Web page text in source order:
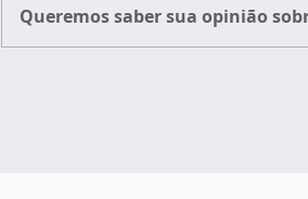
Queremos saber sua opinião